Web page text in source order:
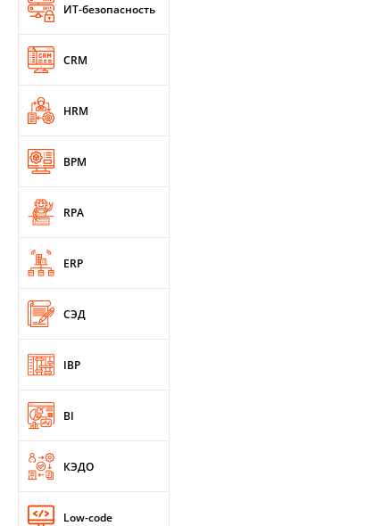
ИТ-безопасность
CRM
HRM
BPM
RPA
ERP
СЭД
IBP
BI
КЭДО
Low-code